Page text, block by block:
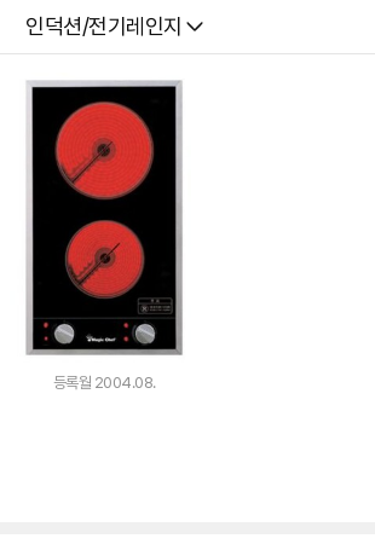
다나와
인덕션/전기레인지
등록월 2004.08.